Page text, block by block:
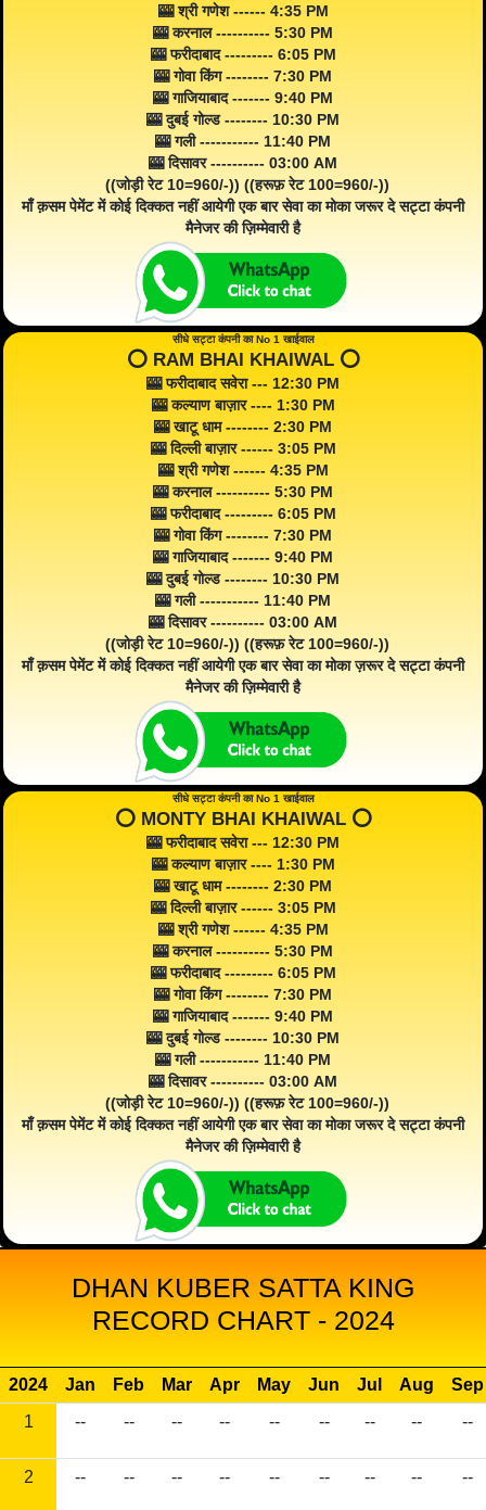
🎰 श्री गणेश ------ 4:35 PM
🎰 करनाल ---------- 5:30 PM
🎰 फरीदाबाद --------- 6:05 PM
🎰 गोवा किंग -------- 7:30 PM
🎰 गाजियाबाद ------- 9:40 PM
🎰 दुबई गोल्ड -------- 10:30 PM
🎰 गली ----------- 11:40 PM
🎰 दिसावर ---------- 03:00 AM
((जोड़ी रेट 10=960/-)) ((हरूफ़ रेट 100=960/-))
माँ क़सम पेमेंट में कोई दिक्कत नहीं आयेगी एक बार सेवा का मोका जरूर दे सट्टा कंपनी
मैनेजर की ज़िम्मेवारी है
सीधे सट्टा कंपनी का No 1 खाईवाल
⭕️ RAM BHAI KHAIWAL ⭕️
🎰 फरीदाबाद सवेरा --- 12:30 PM
🎰 कल्याण बाज़ार ---- 1:30 PM
🎰 खाटू धाम -------- 2:30 PM
🎰 दिल्ली बाज़ार ------ 3:05 PM
🎰 श्री गणेश ------ 4:35 PM
🎰 करनाल ---------- 5:30 PM
🎰 फरीदाबाद --------- 6:05 PM
🎰 गोवा किंग -------- 7:30 PM
🎰 गाजियाबाद ------- 9:40 PM
🎰 दुबई गोल्ड -------- 10:30 PM
🎰 गली ----------- 11:40 PM
🎰 दिसावर ---------- 03:00 AM
((जोड़ी रेट 10=960/-)) ((हरूफ़ रेट 100=960/-))
माँ क़सम पेमेंट में कोई दिक्कत नहीं आयेगी एक बार सेवा का मोका ज़रूर दे सट्टा कंपनी
मैनेजर की ज़िम्मेवारी है
सीधे सट्टा कंपनी का No 1 खाईवाल
⭕️ MONTY BHAI KHAIWAL ⭕️
🎰 फरीदाबाद सवेरा --- 12:30 PM
🎰 कल्याण बाज़ार ---- 1:30 PM
🎰 खाटू धाम -------- 2:30 PM
🎰 दिल्ली बाज़ार ------ 3:05 PM
🎰 श्री गणेश ------ 4:35 PM
🎰 करनाल ---------- 5:30 PM
🎰 फरीदाबाद --------- 6:05 PM
🎰 गोवा किंग -------- 7:30 PM
🎰 गाजियाबाद ------- 9:40 PM
🎰 दुबई गोल्ड -------- 10:30 PM
🎰 गली ----------- 11:40 PM
🎰 दिसावर ---------- 03:00 AM
((जोड़ी रेट 10=960/-)) ((हरूफ़ रेट 100=960/-))
माँ क़सम पेमेंट में कोई दिक्कत नहीं आयेगी एक बार सेवा का मोका जरूर दे सट्टा कंपनी
मैनेजर की ज़िम्मेवारी है
DHAN KUBER SATTA KING
RECORD CHART - 2024
2024 Jan Feb Mar Apr May Jun Jul Aug
Sep
1
-- -- -- -- -- -- -- -- --
2 -- -- -- -- -- -- -- -- --